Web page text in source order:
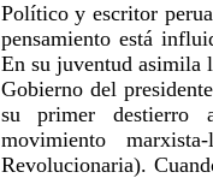
Político y escritor
pensamiento está
En su juventud asimila
Gobierno del
su primer
movimiento
Revolucionaria).